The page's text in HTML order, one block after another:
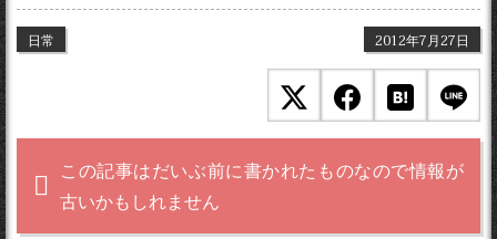
日常 2012年7月27日
この記事はだいぶ前に書かれたものなので情報が
古いかもしれません